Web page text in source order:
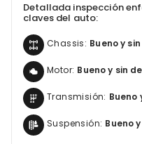
Detallada inspección
claves del auto:
Chassis: Bueno y
Motor: Bueno y sin
Transmisión: Bueno
Suspensión: Bueno